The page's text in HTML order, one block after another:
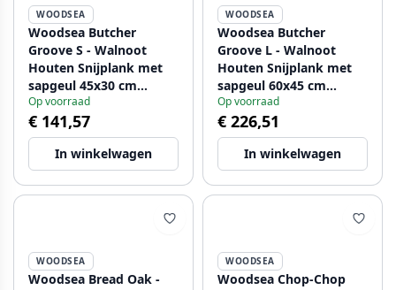
WOODSEA
Woodsea Butcher
Groove S - Walnoot
Houten Snijplank met
sapgeul 45x30 cm
1208971534
Op voorraad
€ 141,57
In winkelwagen
WOODSEA
Woodsea Butcher
Groove L - Walnoot
Houten Snijplank met
sapgeul 60x45 cm
1208971536
Op voorraad
€ 226,51
In winkelwagen
WOODSEA
Woodsea Bread Oak -
WOODSEA
Woodsea Chop-Chop